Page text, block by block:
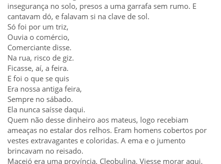
insegurança no solo, presos a uma garrafa sem rumo. E
cantavam dó, e falavam si na clave de sol.
Só foi por um triz,
Ouvia o comércio,
Comerciante disse.
Na rua, risco de giz.
Ficasse, aí, a feira.
E foi o que se quis
Era nossa antiga feira,
Sempre no sábado.
Ela nunca saísse daqui.
Quem não desse dinheiro aos mateus, logo recebiam
ameaças no estalar dos relhos. Eram homens cobertos por
vestes extravagantes e coloridas. A ema e o jumento
brincavam no reisado.
Maceió era uma província, Cleobulina. Viesse morar aqui.